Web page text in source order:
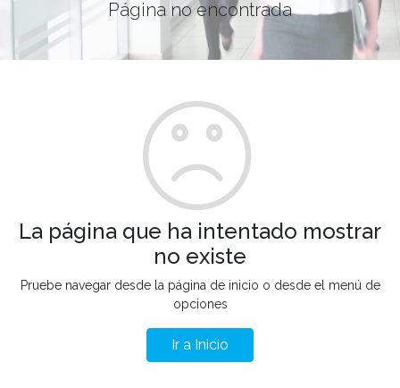
Página no encontrada
La página que ha intentado mostrar
no existe
Pruebe navegar desde la página de inicio o desde el menú de
opciones
Ir a Inicio